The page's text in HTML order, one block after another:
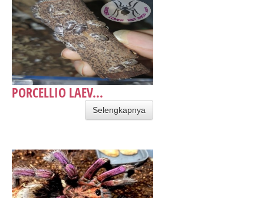
PORCELLIO LAEV...
Selengkapnya